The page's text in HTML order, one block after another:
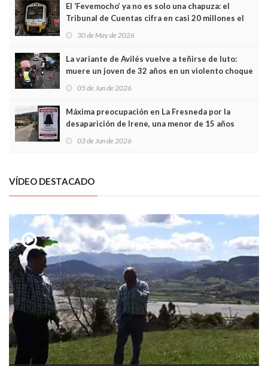
El ‘Fevemocho’ ya no es solo una chapuza: el
Tribunal de Cuentas cifra en casi 20 millones el
30 de May de 2026
La variante de Avilés vuelve a teñirse de luto:
muere un joven de 32 años en un violento choque
05 de Jun de 2026
Máxima preocupación en La Fresneda por la
desaparición de Irene, una menor de 15 años
03 de Jun de 2026
VÍDEO DESTACADO